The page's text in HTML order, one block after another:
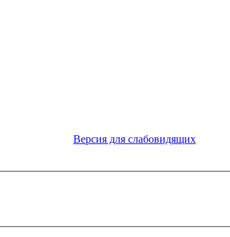
Версия для слабовидящих